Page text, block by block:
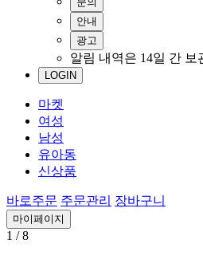
안내
광고
알림 내역은 14일 간
LOGIN
마켓
여성
남성
유아동
신상품
바로주문 주문관리 장바구니
마이페이지
1 / 8